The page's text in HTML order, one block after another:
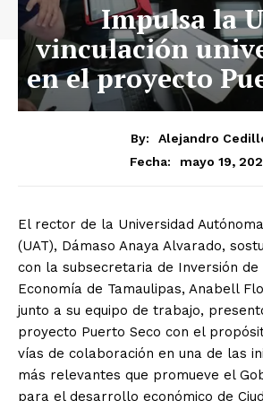
Impulsa la
vinculación
en el proyecto
By:
Alejandro
Fecha:
mayo 19,
El rector de la Universidad
(UAT), Dámaso Anaya Alvarado,
con la subsecretaria de Inversión
Economía de Tamaulipas, Anabell
junto a su equipo de trabajo,
proyecto Puerto Seco con el
vías de colaboración en una de las
más relevantes que promueve el
para el desarrollo económico de